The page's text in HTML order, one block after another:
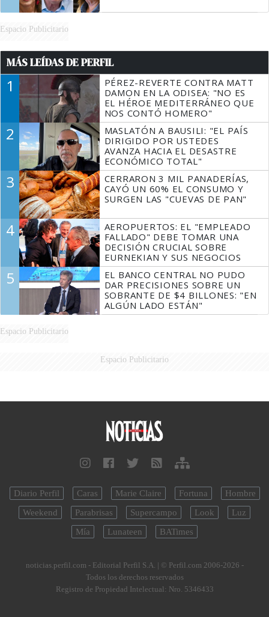
Espacio Publicitario
MÁS LEÍDAS DE PERFIL
1
PÉREZ-REVERTE CONTRA MATT
DAMON EN LA ODISEA: "NO ES
EL HÉROE MEDITERRÁNEO QUE
NOS CONTÓ HOMERO"
2
MASLATÓN A BAUSILI: "EL PAÍS
DIRIGIDO POR USTEDES
AVANZA HACIA EL DESASTRE
ECONÓMICO TOTAL"
3
CERRARON 3 MIL PANADERÍAS,
CAYÓ UN 60% EL CONSUMO Y
SURGEN LAS "CUEVAS DE PAN"
4
AEROPUERTOS: EL "EMPLEADO
FALLADO" DEBE TOMAR UNA
DECISIÓN CRUCIAL SOBRE
EURNEKIAN Y SUS NEGOCIOS
5
EL BANCO CENTRAL NO PUDO
DAR PRECISIONES SOBRE UN
SOBRANTE DE $4 BILLONES: "EN
ALGÚN LADO ESTÁN"
Espacio Publicitario
Espacio Publicitario
Diario Perfil Caras Marie Claire Fortuna
Hombre
Weekend
Parabrisas Supercampo Look
Luz
Mía
Lunateen BATimes
noticias.perfil.com - Editorial Perfil S.A. | © Perfil.com 2006-2026 -
Todos los derechos reservados
Registro de Propiedad Intelectual: Nro. 5346433